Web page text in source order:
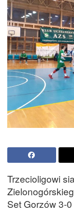
Trzecioligowi
Set Gorzów 3-